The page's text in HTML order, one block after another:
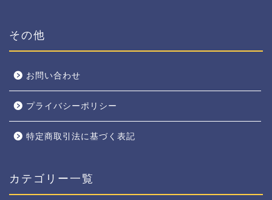
その他
お問い合わせ
プライバシーポリシー
特定商取引法に基づく表記
カテゴリー一覧